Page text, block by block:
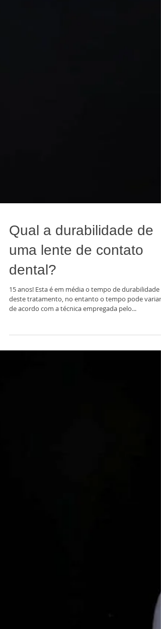
Qual a durabilidade de
uma lente de contato
dental?